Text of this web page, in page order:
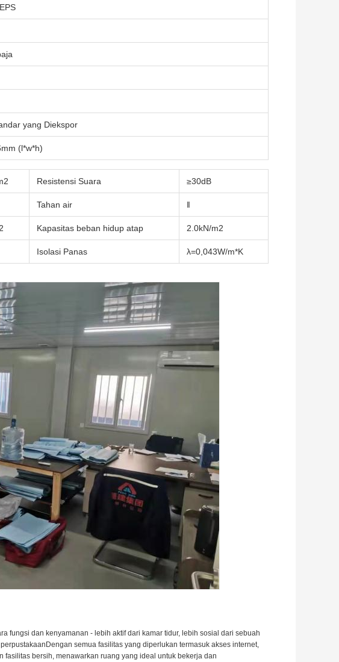
yang Diekspor
(l*w*h)
Resistensi Suara ≥30dB
Tahan air ‖
Kapasitas beban hidup atap 2.0kN/m2
Isolasi Panas λ=0,043W/m*K
fungsi dan kenyamanan - lebih aktif dari kamar tidur, lebih sosial dari sebuah
semua fasilitas yang diperlukan termasuk akses internet,
bersih, menawarkan ruang yang ideal untuk bekerja dan